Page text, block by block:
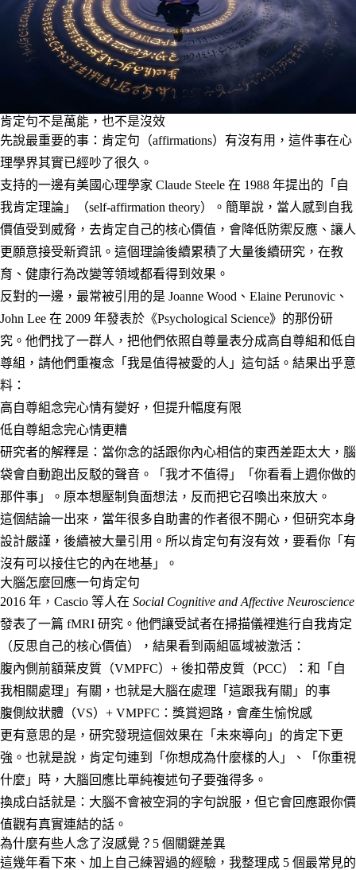
肯定句不是萬能，也不是沒效
先說最重要的事：肯定句（affirmations）有沒有用，這件事在心
理學界其實已經吵了很久。
支持的一邊有美國心理學家 Claude Steele 在 1988 年提出的「自
我肯定理論」（self-affirmation theory）。簡單說，當人感到自我
價值受到威脅，去肯定自己的核心價值，會降低防禦反應、讓人
更願意接受新資訊。這個理論後續累積了大量後續研究，在教
育、健康行為改變等領域都看得到效果。
反對的一邊，最常被引用的是 Joanne Wood、Elaine Perunovic、
John Lee 在 2009 年發表於《Psychological Science》的那份研
究。他們找了一群人，把他們依照自尊量表分成高自尊組和低自
尊組，請他們重複念「我是值得被愛的人」這句話。結果出乎意
料：
高自尊組念完心情有變好，但提升幅度有限
低自尊組念完心情更糟
研究者的解釋是：當你念的話跟你內心相信的東西差距太大，腦
袋會自動跑出反駁的聲音。「我才不值得」「你看看上週你做的
那件事」。原本想壓制負面想法，反而把它召喚出來放大。
這個結論一出來，當年很多自助書的作者很不開心，但研究本身
設計嚴謹，後續被大量引用。所以肯定句有沒有效，要看你「有
沒有可以接住它的內在地基」。
大腦怎麼回應一句肯定句
2016 年，Cascio 等人在 Social Cognitive and Affective Neuroscience
發表了一篇 fMRI 研究。他們讓受試者在掃描儀裡進行自我肯定
（反思自己的核心價值），結果看到兩組區域被激活：
腹內側前額葉皮質（VMPFC）+ 後扣帶皮質（PCC）
：和「自
我相關處理」有關，也就是大腦在處理「這跟我有關」的事
腹側紋狀體（VS）+ VMPFC ：獎賞迴路，會產生愉悅感
更有意思的是，研究發現這個效果在「未來導向」的肯定下更
強。也就是說，肯定句連到「你想成為什麼樣的人」、「你重視
什麼」時，大腦回應比單純複述句子要強得多。
換成白話就是：大腦不會被空洞的字句說服，但它會回應跟你價
值觀有真實連結的話。
為什麼有些人念了沒感覺？5 個關鍵差異
這幾年看下來、加上自己練習過的經驗，我整理成 5 個最常見的